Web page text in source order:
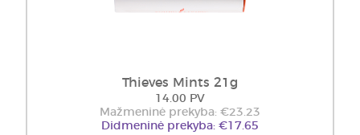
Thieves Mints 21g
14.00 PV
Mažmeninė prekyba: €23.23
Didmeninė prekyba: €17.65